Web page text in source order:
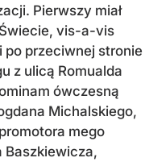
Pierwszy miał
vis-a-vis
po przeciwnej stronie
z ulicą Romualda
ówczesną
Michalskiego,
mego
Baszkiewicza,